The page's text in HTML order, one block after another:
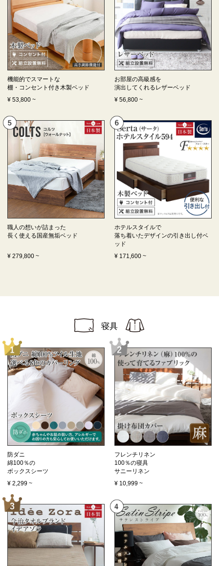
機能的でスマートな
棚・コンセント付き木製ベッド
¥ 53,800 ~
お部屋の高級感を
演出してくれるレザーベッド
¥ 56,800 ~
職人の想いが詰まった
長く使える 国産無垢ベッド
¥ 279,800 ~
ホテルスタイルで
落ち着いたデザインの引き出し付ベ
ッド
¥ 171,600 ~
寝具
防ダニ
綿100％の
ボックスシーツ
¥ 2,299 ~
フレンチリネン
100％の寝具
サニーリネン
¥ 10,999 ~